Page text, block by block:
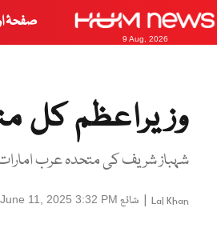
9 Aug, 2026
صفحۂ
وزیراعظم کل
شہباز شریف کی متحدہ عرب
Lal Khan
| شائع June 11, 2025 3:32 PM